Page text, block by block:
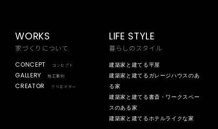
WORKS
家づくりについて
CONCEPT コンセプト
GALLERY 施工事例
CREATOR クリエイター
LIFE STYLE
暮らしのスタイル
建築家と建てる平屋
建築家と建てるガレージハウスのあ
る家
建築家と建てる書斎・ワークスペー
スのある家
建築家と建てるホテルライクな家